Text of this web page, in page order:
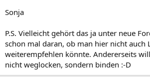
Sonja
P.S. Vielleicht gehört das ja unter neue
schon mal daran, ob man hier nicht auch
weiterempfehlen könnte. Andererseits
nicht weglocken, sondern binden :-D